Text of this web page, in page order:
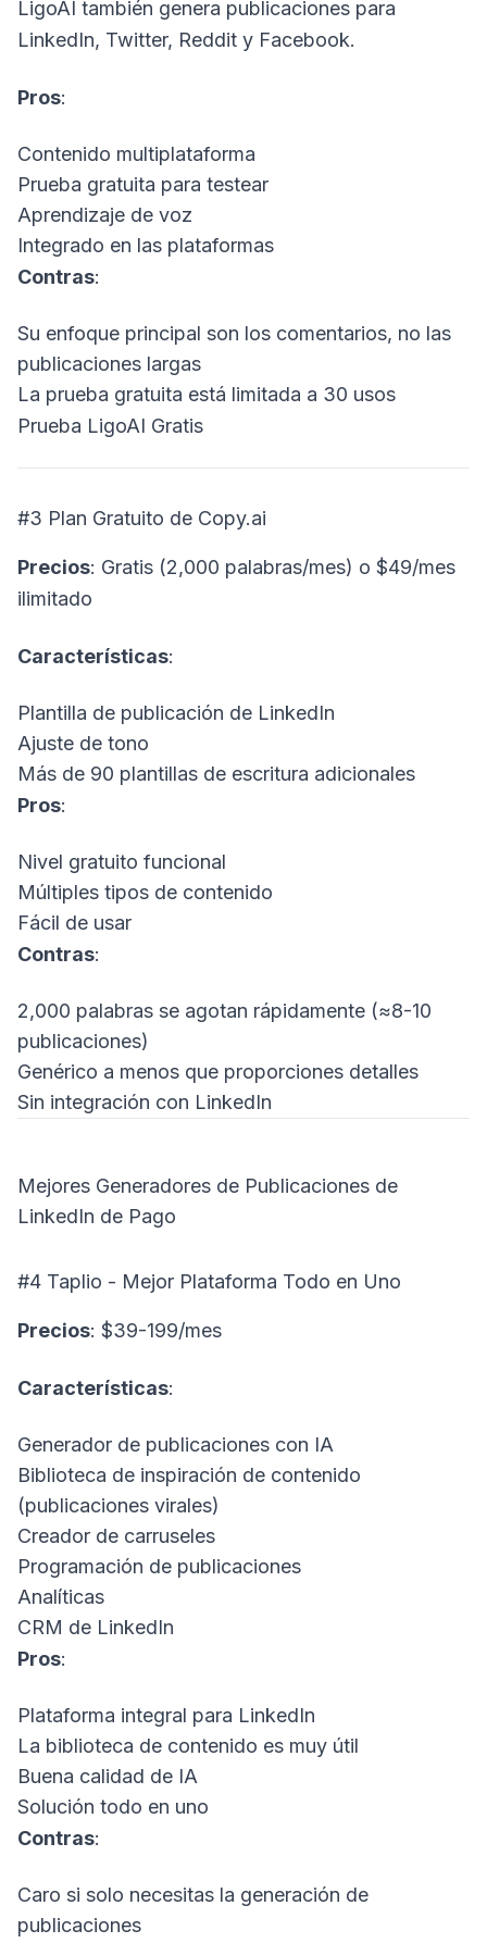
LigoAI también genera publicaciones para
LinkedIn, Twitter, Reddit y Facebook.
Pros:
Contenido multiplataforma
Prueba gratuita para testear
Aprendizaje de voz
Integrado en las plataformas
Contras:
Su enfoque principal son los comentarios, no las
publicaciones largas
La prueba gratuita está limitada a 30 usos
Prueba LigoAI Gratis
#3 Plan Gratuito de Copy.ai
Precios: Gratis (2,000 palabras/mes) o $49/mes
ilimitado
Características:
Plantilla de publicación de LinkedIn
Ajuste de tono
Más de 90 plantillas de escritura adicionales
Pros:
Nivel gratuito funcional
Múltiples tipos de contenido
Fácil de usar
Contras:
2,000 palabras se agotan rápidamente (≈8-10
publicaciones)
Genérico a menos que proporciones detalles
Sin integración con LinkedIn
Mejores Generadores de Publicaciones de
LinkedIn de Pago
#4 Taplio - Mejor Plataforma Todo en Uno
Precios: $39-199/mes
Características:
Generador de publicaciones con IA
Biblioteca de inspiración de contenido
(publicaciones virales)
Creador de carruseles
Programación de publicaciones
Analíticas
CRM de LinkedIn
Pros:
Plataforma integral para LinkedIn
La biblioteca de contenido es muy útil
Buena calidad de IA
Solución todo en uno
Contras:
Caro si solo necesitas la generación de
publicaciones